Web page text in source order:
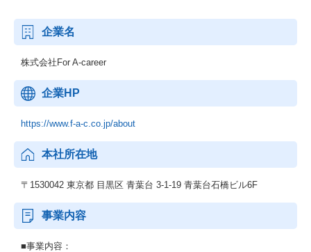
企業名
株式会社For A-career
企業HP
https://www.f-a-c.co.jp/about
本社所在地
〒1530042 東京都 目黒区 青葉台 3-1-19 青葉台石橋ビル6F
事業内容
■事業内容：